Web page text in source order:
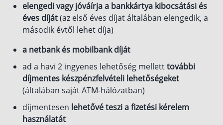
elengedi vagy jóváírja a bankkártya kibocsátási és
éves díját(az első éves díjat általában elengedik, a
második évtől lehet díja)
a netbank és mobilbank díját
ad a havi 2 ingyenes lehetőség melletttovábbi
díjmentes készpénzfelvételi lehetőségeket
(általában saját ATM-hálózatban)
díjmentesen lehetővé teszi a fizetési kérelem
használatát